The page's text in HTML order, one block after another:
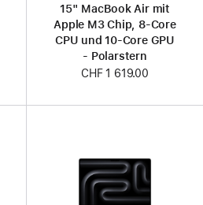
15" MacBook Air mit
Apple M3 Chip, 8‑Core
CPU und 10‑Core GPU
- Polarstern
CHF 1 619.00